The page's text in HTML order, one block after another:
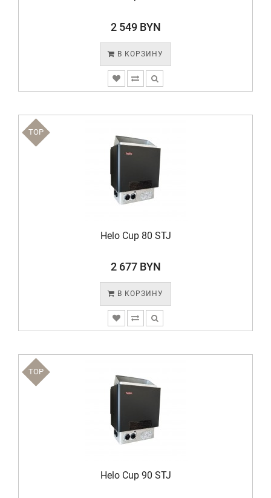
2 549 BYN
В КОРЗИНУ
TOP
Helo Cup 80 STJ
2 677 BYN
В КОРЗИНУ
TOP
Helo Cup 90 STJ